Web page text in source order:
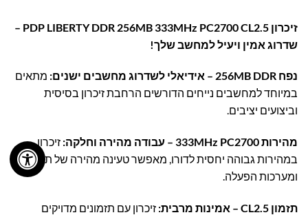
זיכרון PDP LIBERTY DDR 256MB 333MHz PC2700 CL2.5 –
שדרוג אמין ויעיל למחשב שלך!
נפח 256MB DDR – אידיאלי לשדרוג מחשבים ישנים:
מתאים
במיוחד למחשבים נייחים הדורשים הרחבת זיכרון בסיסית
וביצועים יציבים.
מהירות 333MHz PC2700 – עבודה מהירה וחלקה:
זיכרון
במהירות גבוהה יחסית לדורו, מאפשר טעינה מהירה של תוכנות
ומערכות הפעלה.
תזמון CL2.5 – אמינות מרבית:
זיכרון עם תזמונים מדויקים